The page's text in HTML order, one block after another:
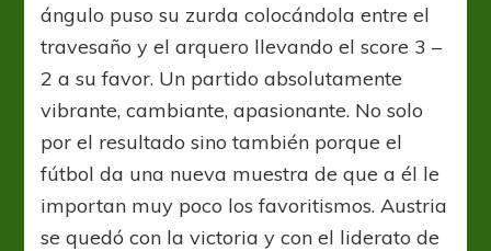
ángulo puso su zurda colocándola entre el
travesaño y el arquero llevando el score 3 –
2 a su favor. Un partido absolutamente
vibrante, cambiante, apasionante. No solo
por el resultado sino también porque el
fútbol da una nueva muestra de que a él le
importan muy poco los favoritismos. Austria
se quedó con la victoria y con el liderato de